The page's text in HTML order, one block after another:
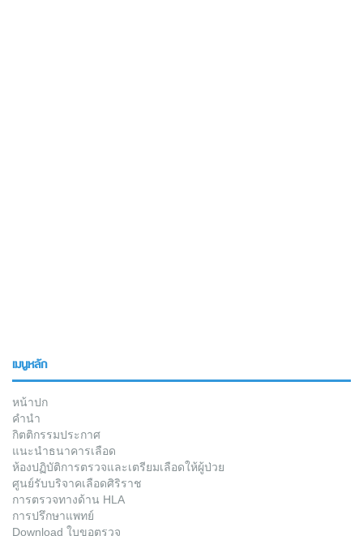
เมนูหลัก
หน้าปก
คำนำ
กิตติกรรมประกาศ
แนะนำธนาคารเลือด
ห้องปฏิบัติการตรวจและเตรียมเลือดให้ผู้ป่วย
ศูนย์รับบริจาคเลือดศิริราช
การตรวจทางด้าน HLA
การปรึกษาแพทย์
Download ใบขอตรวจ